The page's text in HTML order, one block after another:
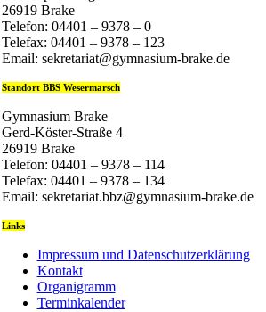
26919 Brake
Telefon: 04401 – 9378 – 0
Telefax: 04401 – 9378 – 123
Email: sekretariat@gymnasium-brake.de
Standort BBS Wesermarsch
Gymnasium Brake
Gerd-Köster-Straße 4
26919 Brake
Telefon: 04401 – 9378 – 114
Telefax: 04401 – 9378 – 134
Email: sekretariat.bbz@gymnasium-brake.de
Links
Impressum und Datenschutzerklärung
Kontakt
Organigramm
Terminkalender